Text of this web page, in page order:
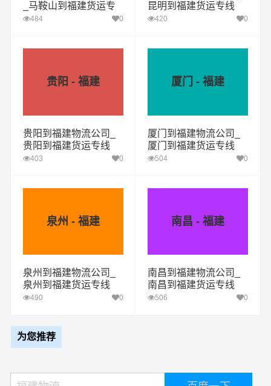
_马鞍山到福建货运专
线484 0
昆明到福建货运专线
420 0
贵阳 - 福建
贵阳到福建物流公司_
贵阳到福建货运专线
403 0
厦门 - 福建
厦门到福建物流公司_
厦门到福建货运专线
504 0
泉州 - 福建
泉州到福建物流公司_
泉州到福建货运专线
490 0
南昌 - 福建
南昌到福建物流公司_
南昌到福建货运专线
506 0
为您推荐